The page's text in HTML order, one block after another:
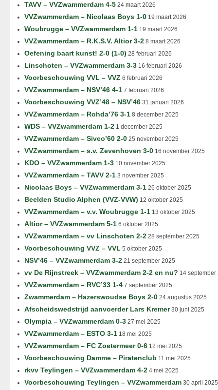
TAVV – VVZwammerdam 4-5 24 maart 2026
VVZwammerdam – Nicolaas Boys 1-0 19 maart 2026
Woubrugge – VVZwammerdam 1-1 19 maart 2026
VVZwammerdam – R.K.S.V. Altior 3-2 8 maart 2026
Oefening baart kunst! 2-0 (1-0) 28 februari 2026
Linschoten – VVZwammerdam 3-3 16 februari 2026
Voorbeschouwing VVL – VVZ 6 februari 2026
VVZwammerdam – NSV’46 4-1 7 februari 2026
Voorbeschouwing VVZ’48 – NSV’46 31 januari 2026
VVZwammerdam – Rohda’76 3-1 8 december 2025
WDS – VVZwammerdam 1-2 1 december 2025
VVZwammerdam – Siveo’60 2-0 25 november 2025
VVZwammerdam – s.v. Zevenhoven 3-0 16 november 2025
KDO – VVZwammerdam 1-3 10 november 2025
VVZwammerdam – TAVV 2-1 3 november 2025
Nicolaas Boys – VVZwammerdam 3-1 26 oktober 2025
Beelden Studio Alphen (VVZ-VVW) 12 oktober 2025
VVZwammerdam – v.v. Woubrugge 1-1 13 oktober 2025
Altior – VVZwammerdam 5-1 6 oktober 2025
VVZwammerdam – vv Linschoten 2-2 28 september 2025
Voorbeschouwing VVZ – VVL 5 oktober 2025
NSV’46 – VVZwammerdam 3-2 21 september 2025
vv De Rijnstreek – VVZwammerdam 2-2 en nu? 14 september
VVZwammerdam – RVC’33 1-4 7 september 2025
Zwammerdam – Hazerswoudse Boys 2-0 24 augustus 2025
Afscheidswedstrijd aanvoerder Lars Kremer30 juni 2025
Olympia – VVZwammerdam 0-3 27 mei 2025
VVZwammerdam – ESTO 3-1 18 mei 2025
VVZwammerdam – FC Zoetermeer 0-6 12 mei 2025
Voorbeschouwing Damme – Piratenclub 11 mei 2025
rkvv Teylingen – VVZwammerdam 4-2 4 mei 2025
Voorbeschouwing Teylingen – VVZwammerdam 30 april 2025